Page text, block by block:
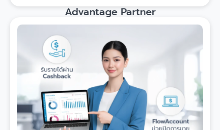
Advantage Partner